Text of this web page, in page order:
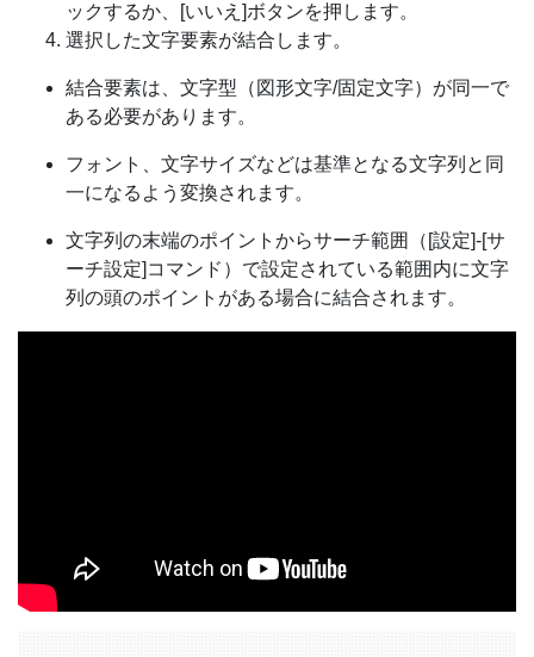
ックするか、[いいえ]ボタンを押します。
選択した文字要素が結合します。
結合要素は、文字型（図形文字/固定文字）が同一で
ある必要があります。
フォント、文字サイズなどは基準となる文字列と同
一になるよう変換されます。
文字列の末端のポイントからサーチ範囲（[設定]-[サ
ーチ設定]コマンド）で設定されている範囲内に文字
列の頭のポイントがある場合に結合されます。